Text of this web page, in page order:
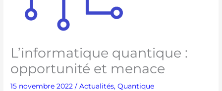
L’informatique quantique :
opportunité et menace
15 novembre 2022/Actualités,Quantique